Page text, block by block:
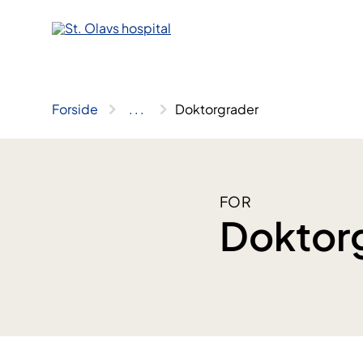
Forside .. . Doktorgrader
FOR